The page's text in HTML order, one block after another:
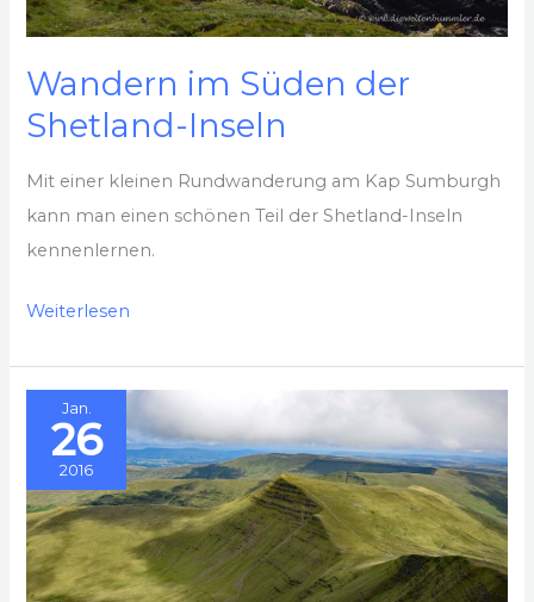
Wandern im Süden der
Shetland-Inseln
Mit einer kleinen Rundwanderung am Kap Sumburgh
kann man einen schönen Teil der Shetland-Inseln
kennenlernen.
Wandern
Shetland-
Inseln
Weiterlesen
Jan.
26
2016